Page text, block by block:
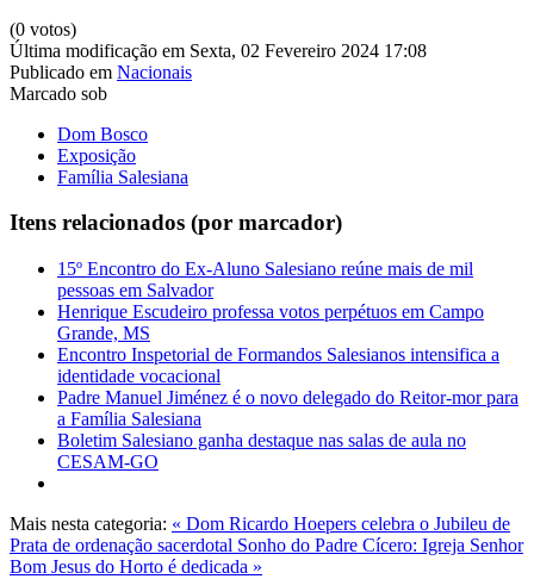
(0 votos)
Última modificação em Sexta, 02 Fevereiro 2024 17:08
Publicado em Nacionais
Marcado sob
Dom Bosco
Exposição
Família Salesiana
Itens relacionados (por marcador)
15º Encontro do Ex-Aluno Salesiano reúne mais de mil
pessoas em Salvador
Henrique Escudeiro professa votos perpétuos em Campo
Grande, MS
Encontro Inspetorial de Formandos Salesianos intensifica a
identidade vocacional
Padre Manuel Jiménez é o novo delegado do Reitor-mor para
a Família Salesiana
Boletim Salesiano ganha destaque nas salas de aula no
CESAM-GO
Mais nesta categoria: « Dom Ricardo Hoepers celebra o Jubileu de
Prata de ordenação sacerdotal Sonho do Padre Cícero: Igreja Senhor
Bom Jesus do Horto é dedicada »